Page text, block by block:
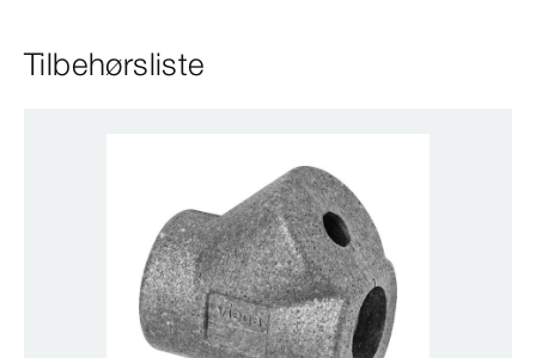
Tilbehørsliste